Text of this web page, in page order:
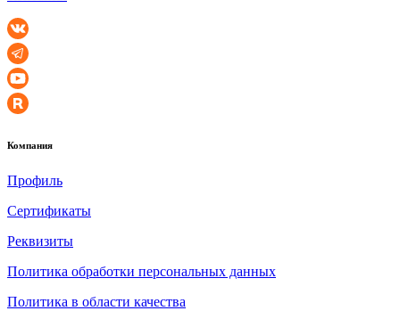
Компания
Профиль
Сертификаты
Реквизиты
Политика обработки персональных данных
Политика в области качества